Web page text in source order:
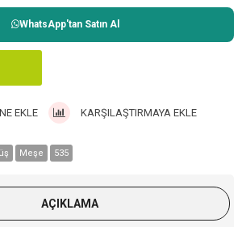
WhatsApp'tan Satın Al
EKLE KARŞILAŞTIRMAYA EKLE
Meşe 535
AÇIKLAMA